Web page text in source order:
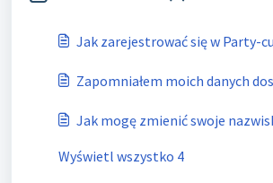
Jak zarejestrować się w Party-
Zapomniałem moich danych
Jak mogę zmienić swoje
Wyświetl wszystko 4